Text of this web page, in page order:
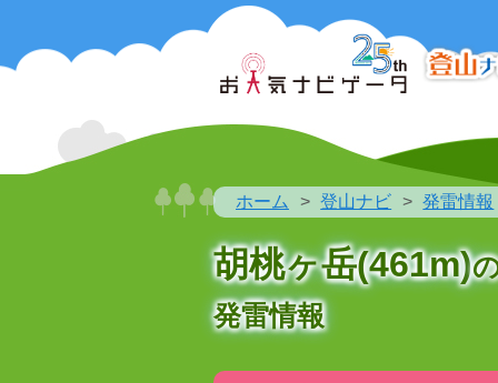
ホーム 登山ナビ 発雷情報
胡桃ヶ岳(461m)
発雷情報